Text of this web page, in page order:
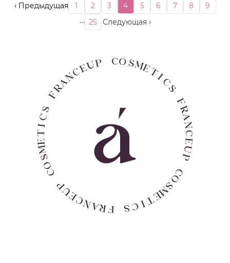
‹ Предыдущая 1 2 3 4 5 6 7 8 9
… 25 Следующая ›